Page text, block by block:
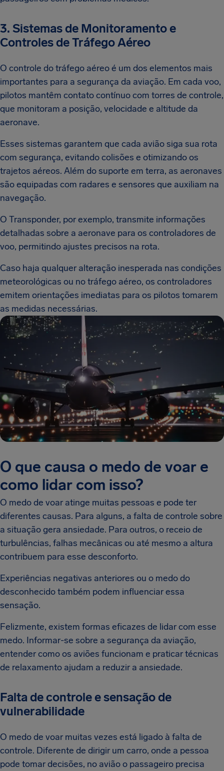
3. Sistemas de Monitoramento e
Controles de Tráfego Aéreo
O controle do tráfego aéreo é um dos elementos mais
importantes para a segurança da aviação. Em cada voo,
pilotos mantêm contato contínuo com torres de controle,
que monitoram a posição, velocidade e altitude da
aeronave.
Esses sistemas garantem que cada avião siga sua rota
com segurança, evitando colisões e otimizando os
trajetos aéreos. Além do suporte em terra, as aeronaves
são equipadas com radares e sensores que auxiliam na
navegação.
O Transponder, por exemplo, transmite informações
detalhadas sobre a aeronave para os controladores de
voo, permitindo ajustes precisos na rota.
Caso haja qualquer alteração inesperada nas condições
meteorológicas ou no tráfego aéreo, os controladores
emitem orientações imediatas para os pilotos tomarem
as medidas necessárias.
O que causa o medo de voar e
como lidar com isso?
O medo de voar atinge muitas pessoas e pode ter
diferentes causas. Para alguns, a falta de controle sobre
a situação gera ansiedade. Para outros, o receio de
turbulências, falhas mecânicas ou até mesmo a altura
contribuem para esse desconforto.
Experiências negativas anteriores ou o medo do
desconhecido também podem influenciar essa
sensação.
Felizmente, existem formas eficazes de lidar com esse
medo. Informar-se sobre a segurança da aviação,
entender como os aviões funcionam e praticar técnicas
de relaxamento ajudam a reduzir a ansiedade.
Falta de controle e sensação de
vulnerabilidade
O medo de voar muitas vezes está ligado à falta de
controle. Diferente de dirigir um carro, onde a pessoa
pode tomar decisões, no avião o passageiro precisa